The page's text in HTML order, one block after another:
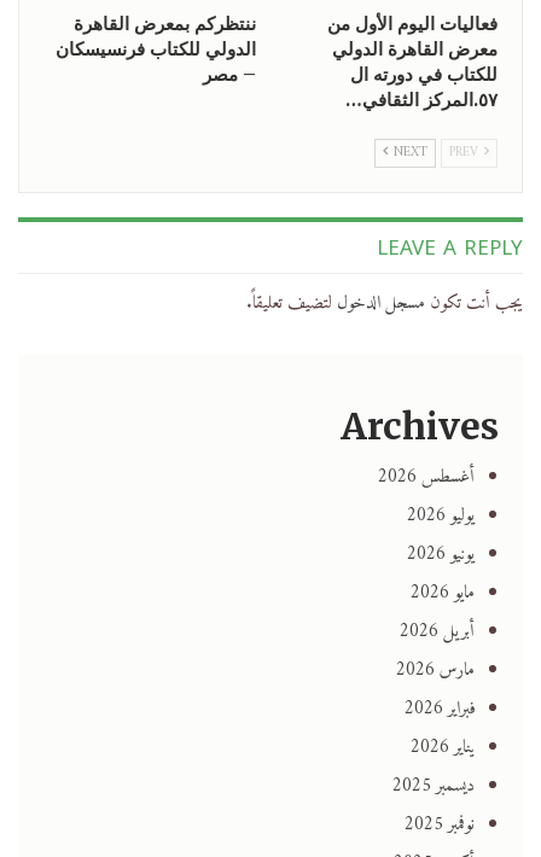
فعاليات اليوم الأول من
معرض القاهرة الدولي
للكتاب في دورته ال
٥٧.المركز الثقافي…
ننتظركم بمعرض القاهرة
الدولي للكتاب فرنسيسكان
– مصر
NEXT
LEAVE A REPLY
يجب أنت تكون مسجل الدخول لتضيف تعليقاً.
Archives
أغسطس 2026
يوليو 2026
يونيو 2026
مايو 2026
أبريل 2026
مارس 2026
فبراير 2026
يناير 2026
ديسمبر 2025
نوفمبر 2025